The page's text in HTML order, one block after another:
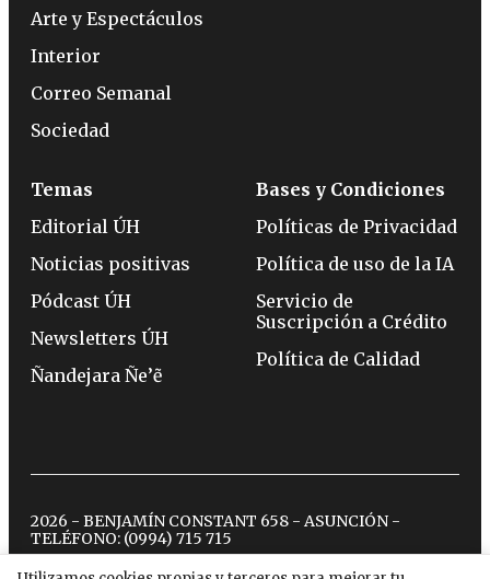
Arte y Espectáculos
Interior
Correo Semanal
Sociedad
Temas
Editorial ÚH
Noticias positivas
Pódcast ÚH
Newsletters ÚH
Ñandejara Ñe’ẽ
Bases y Condiciones
Políticas de Privacidad
Política de uso de la IA
Servicio de
Suscripción a Crédito
Política de Calidad
2026 - BENJAMÍN CONSTANT 658 - ASUNCIÓN -
TELÉFONO: (0994) 715 715